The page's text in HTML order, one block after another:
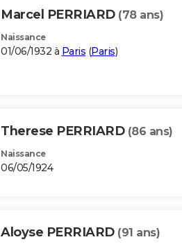
Marcel PERRIARD (78 ans)
Naissance
01/06/1932 à Paris (Paris)
Therese PERRIARD (86 ans)
Naissance
06/05/1924
Aloyse PERRIARD (91 ans)